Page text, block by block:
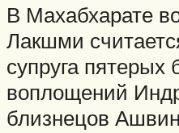
В Махабхарате
Лакшми
супруга пятерых
воплощений
близнецов